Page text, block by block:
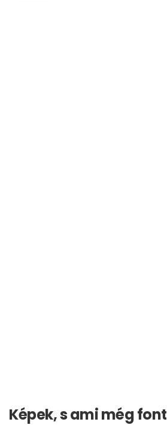
Képek, s ami még